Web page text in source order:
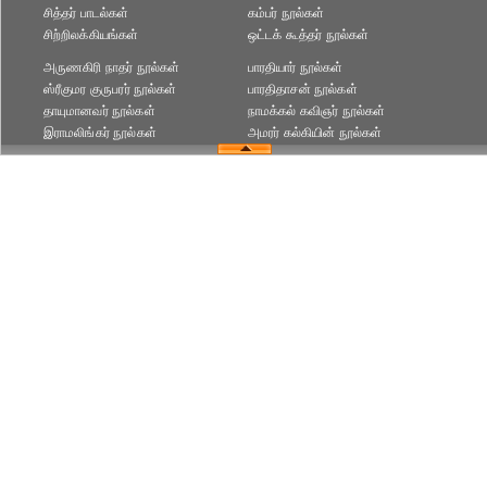
சித்தர் பாடல்கள்
சிற்றிலக்கியங்கள்
கம்பர் நூல்கள்
ஒட்டக் கூத்தர் நூல்கள்
அருணகிரி நாதர் நூல்கள்
ஸ்ரீகுமர குருபரர் நூல்கள்
தாயுமானவர் நூல்கள்
இராமலிங்கர் நூல்கள்
பாரதியார் நூல்கள்
பாரதிதாசன் நூல்கள்
நாமக்கல் கவிஞர் நூல்கள்
அமரர் கல்கியின் நூல்கள்